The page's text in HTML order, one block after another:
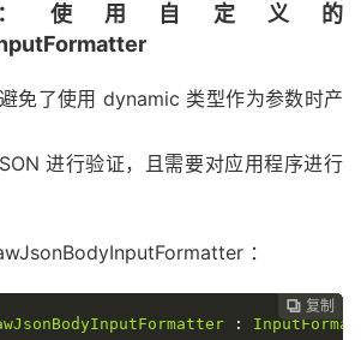
使用自定义的
免了使用 dynamic 类型作为参数时产
进行验证，且需要对应用程序进行
：
 复制
 复制
 复制
 复制
 复制
: